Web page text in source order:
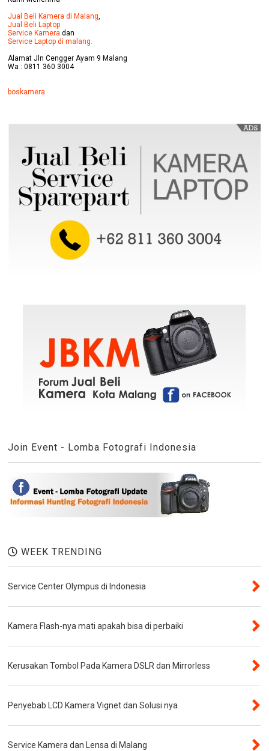
Jual Beli Kamera di Malang
Jual Beli Laptop
Service Kamera dan
Service Laptop di malang.
Alamat Jln Cengger Ayam 9 Malang
Wa : 0811 360 3004
boskamera
Join Event - Lomba Fotografi Indonesia
WEEK TRENDING
Service Center Olympus di Indonesia
Kamera Flash-nya mati apakah bisa di perbaiki
Kerusakan Tombol Pada Kamera DSLR dan Mirrorless
Penyebab LCD Kamera Vignet dan Solusi nya
Service Kamera dan Lensa di Malang